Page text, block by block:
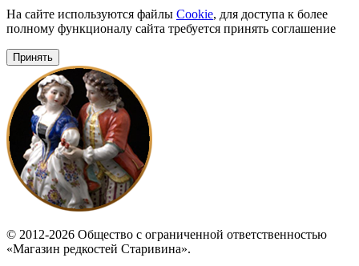
На сайте используются файлы Cookie, для доступа к более
полному функционалу сайта требуется принять соглашение
Принять
© 2012-2026 Общество с ограниченной ответственностью
«Магазин редкостей Старивина».